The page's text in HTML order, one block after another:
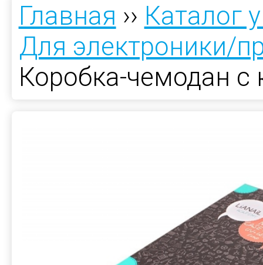
Главная ›› Каталог
Для электроники/
Коробка-чемодан